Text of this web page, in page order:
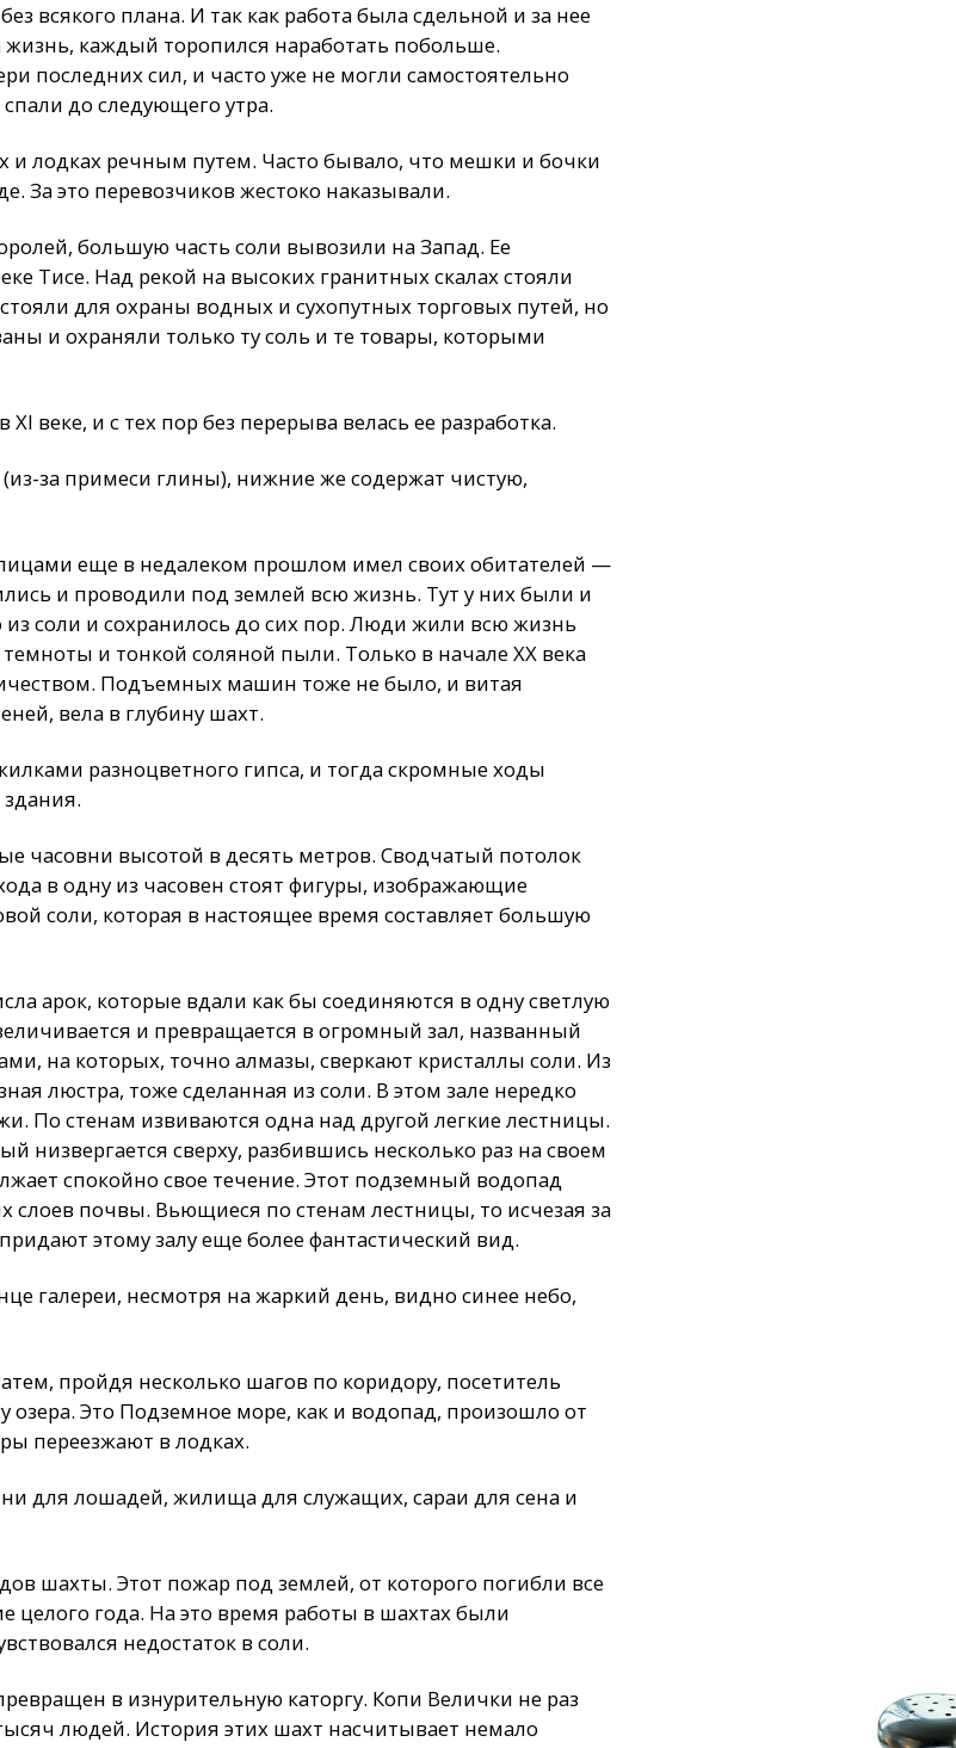
всякого плана. И так как работа была сдельной и за нее
каждый торопился наработать побольше.
последних сил, и часто уже не могли самостоятельно
до следующего утра.
и лодках речным путем. Часто бывало, что мешки и бочки
За это перевозчиков жестоко наказывали.
большую часть соли вывозили на Запад. Ее
Тисе. Над рекой на высоких гранитных скалах стояли
для охраны водных и сухопутных торговых путей, но
и охраняли только ту соль и те товары, которыми
веке, и с тех пор без перерыва велась ее разработка.
за примеси глины), нижние же содержат чистую,
еще в недалеком прошлом имел своих обитателей —
и проводили под землей всю жизнь. Тут у них были и
соли и сохранилось до сих пор. Люди жили всю жизнь
и тонкой соляной пыли. Только в начале XX века
Подъемных машин тоже не было, и витая
вела в глубину шахт.
разноцветного гипса, и тогда скромные ходы
часовни высотой в десять метров. Сводчатый потолок
в одну из часовен стоят фигуры, изображающие
соли, которая в настоящее время составляет большую
арок, которые вдали как бы соединяются в одну светлую
и превращается в огромный зал, названный
на которых, точно алмазы, сверкают кристаллы соли. Из
люстра, тоже сделанная из соли. В этом зале нередко
По стенам извиваются одна над другой легкие лестницы.
низвергается сверху, разбившись несколько раз на своем
спокойно свое течение. Этот подземный водопад
слоев почвы. Вьющиеся по стенам лестницы, то исчезая за
этому залу еще более фантастический вид.
галереи, несмотря на жаркий день, видно синее небо,
пройдя несколько шагов по коридору, посетитель
озера. Это Подземное море, как и водопад, произошло от
переезжают в лодках.
для лошадей, жилища для служащих, сараи для сена и
шахты. Этот пожар под землей, от которого погибли все
года. На это время работы в шахтах были
недостаток в соли.
в изнурительную каторгу. Копи Велички не раз
людей. История этих шахт насчитывает немало